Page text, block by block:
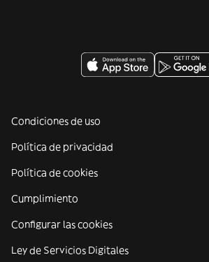
Condiciones de uso
Política de privacidad
Política de cookies
Cumplimiento
Configurar las cookies
Ley de Servicios Digitales